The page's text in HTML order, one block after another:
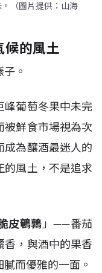
（圖片提供：山海
的風土
。
峰葡萄冬果中未完
被鮮食市場視為次
成為釀酒最迷人的
的風土，不是追求
皮鵪鶉」——番茄
香，與酒中的果香
而優雅的一面。